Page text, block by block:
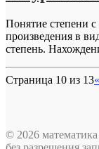
Понятие степени
произведения в
степень.
Страница 10 из 13
© 2026 математика